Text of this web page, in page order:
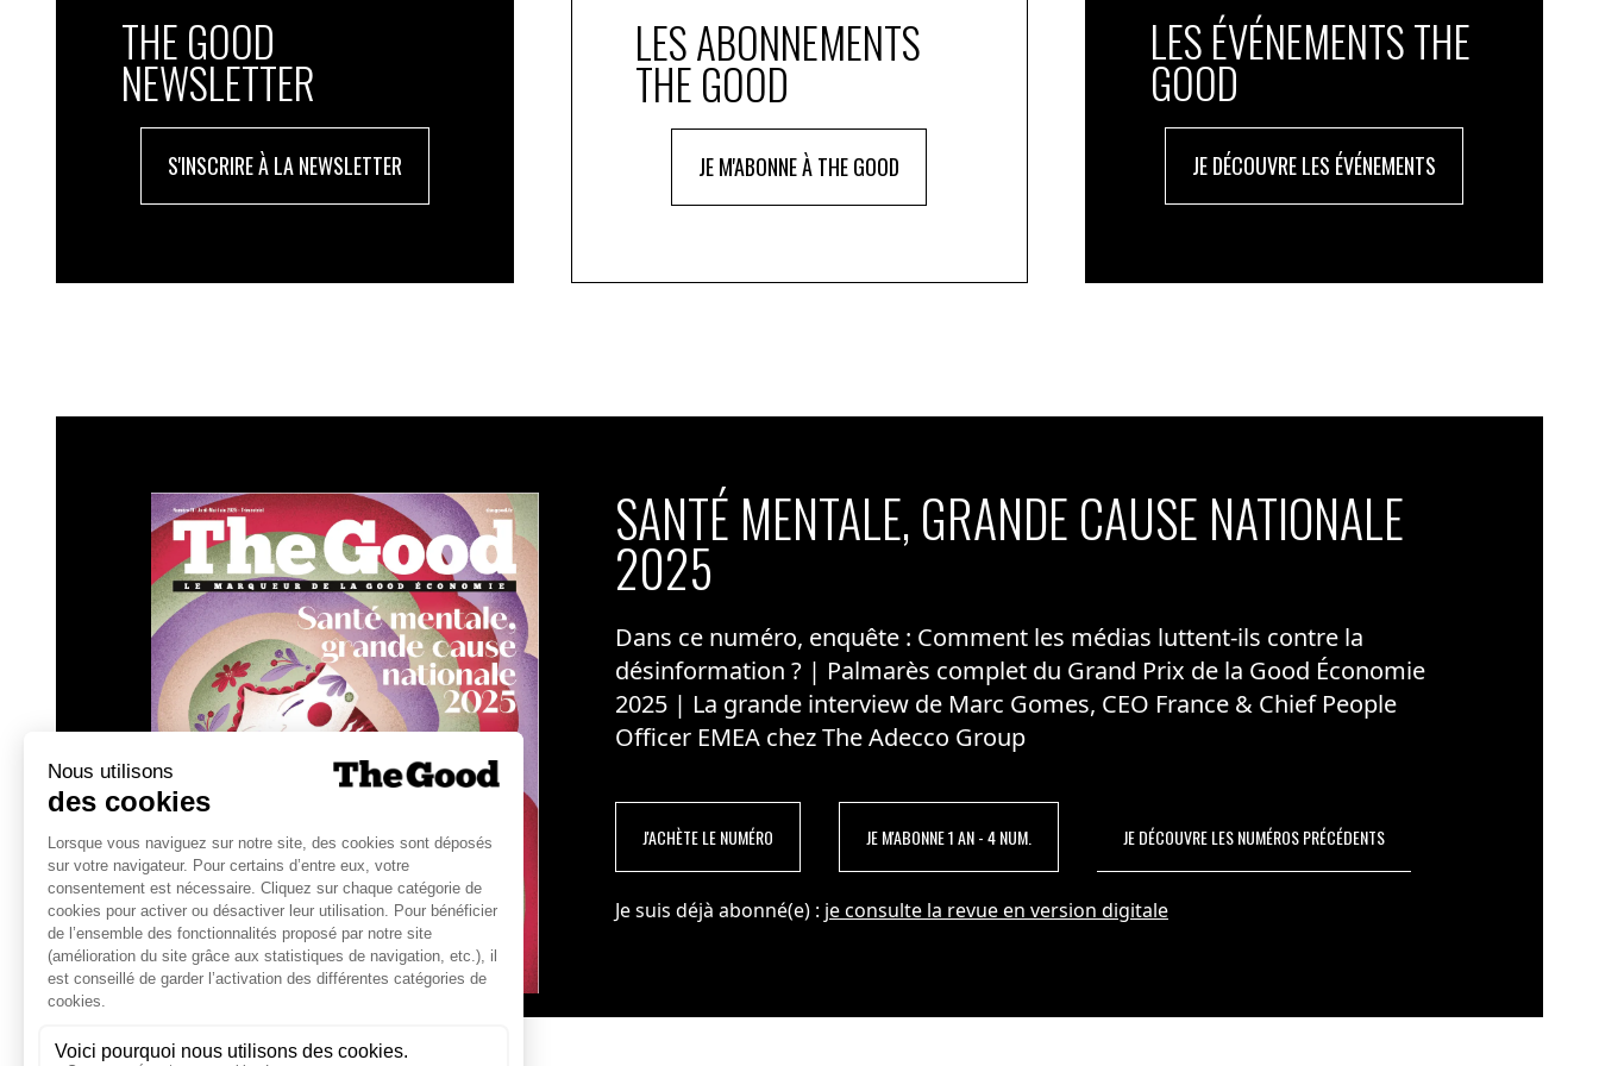
THE GOOD
NEWSLETTER
S'INSCRIRE À LA NEWSLETTER
LES ABONNEMENTS
THE GOOD
JE M'ABONNE À THE GOOD
LES ÉVÉNEMENTS THE
GOOD
JE DÉCOUVRE LES ÉVÉNEMENTS
SANTÉ MENTALE, GRANDE CAUSE NATIONALE
2025
Dans ce numéro, enquête : Comment les médias luttent-ils contre la
désinformation ? | Palmarès complet du Grand Prix de la Good Économie
2025 | La grande interview de Marc Gomes, CEO France & Chief People
Officer EMEA chez The Adecco Group
J'ACHÈTE LE NUMÉRO JE M'ABONNE 1 AN - 4 NUM. JE DÉCOUVRE LES NUMÉROS PRÉCÉDENTS
Je suis déjà abonné(e) : je consulte la revue en version digitale